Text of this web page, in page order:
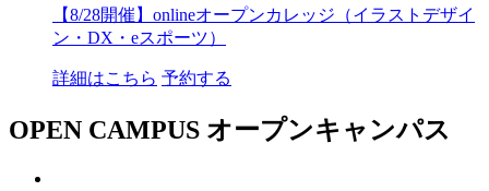
【8/28開催】onlineオープンカレッジ（イラストデザイ
ン・DX・eスポーツ）
詳細はこちら 予約する
OPEN CAMPUS オープンキャンパス